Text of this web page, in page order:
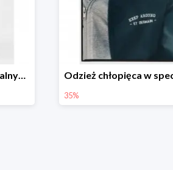
Odzież dziewczęca w specjalnych cenach do -40%
35%